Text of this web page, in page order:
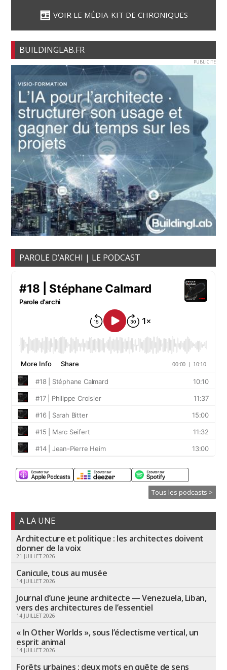
VOIR LE MÉDIA-KIT DE CHRONIQUES
BUILDINGLAB.FR
PUBLICITE
PAROLE D’ARCHI | LE PODCAST
Tous les podcasts >
A LA UNE
Architecture et politique : les architectes doivent
donner de la voix
21 JUILLET 2026
Canicule, tous au musée
14 JUILLET 2026
Journal d’une jeune architecte — Venezuela, Liban,
vers des architectures de l’essentiel
14 JUILLET 2026
« In Other Worlds », sous l’éclectisme vertical, un
esprit animal
14 JUILLET 2026
Forêts urbaines : deux mots en quête de sens